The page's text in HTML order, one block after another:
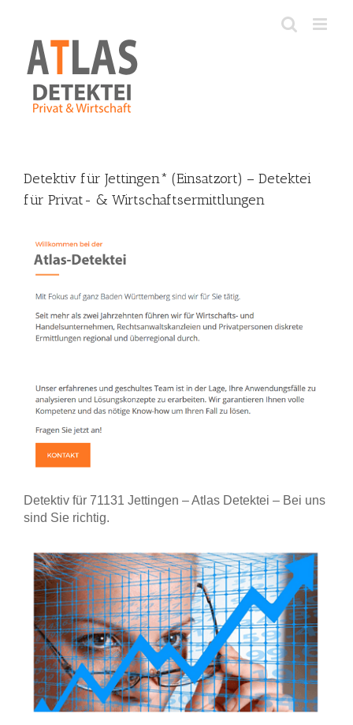
content
Detektiv für Jettingen* (Einsatzort) – Detektei
für Privat- & Wirtschaftsermittlungen
Detektiv für 71131 Jettingen – Atlas Detektei – Bei uns
sind Sie richtig.